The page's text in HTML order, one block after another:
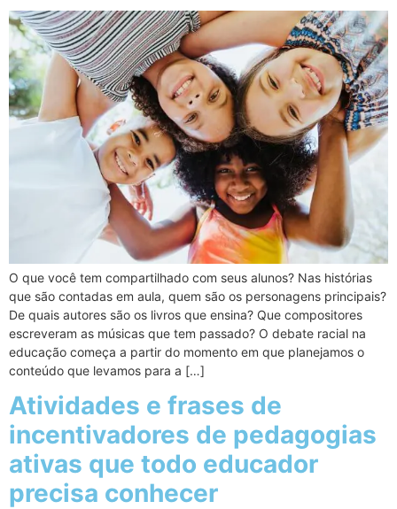
O que você tem compartilhado com seus alunos? Nas histórias
que são contadas em aula, quem são os personagens principais?
De quais autores são os livros que ensina? Que compositores
escreveram as músicas que tem passado? O debate racial na
educação começa a partir do momento em que planejamos o
conteúdo que levamos para a […]
Atividades e frases de
incentivadores de pedagogias
ativas que todo educador
precisa conhecer